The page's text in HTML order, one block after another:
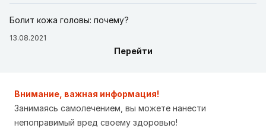
Болит кожа головы: почему?
13.08.2021
Перейти
Внимание, важная информация!
Занимаясь самолечением, вы можете нанести
непоправимый вред своему здоровью!